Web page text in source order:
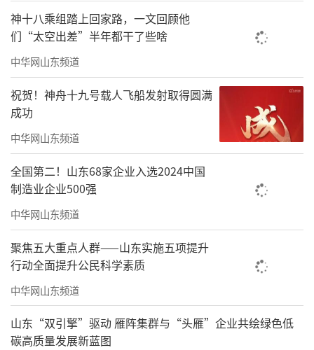
神十八乘组踏上回家路，一文回顾他
们“太空出差”半年都干了些啥
中华网山东频道
祝贺！神舟十九号载人飞船发射取得圆满
成功
中华网山东频道
全国第二！山东68家企业入选2024中国
制造业企业500强
中华网山东频道
聚焦五大重点人群——山东实施五项提升
行动全面提升公民科学素质
中华网山东频道
山东“双引擎”驱动 雁阵集群与“头雁”企业共绘绿色低
碳高质量发展新蓝图